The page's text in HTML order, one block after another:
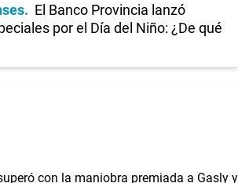
El Banco Provincia lanzó
por el Día del Niño: ¿De qué